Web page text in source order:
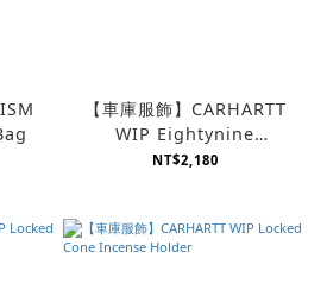
【車庫服飾】CARHARTT
WIP Eightynine
Shoulder Bag
NT$2,180